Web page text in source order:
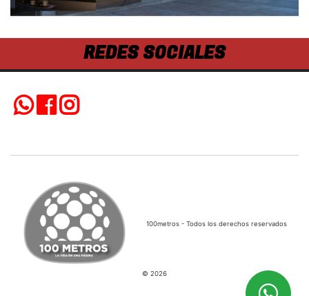
REDES SOCIALES
100metros - Todos los derechos reservados
© 2026